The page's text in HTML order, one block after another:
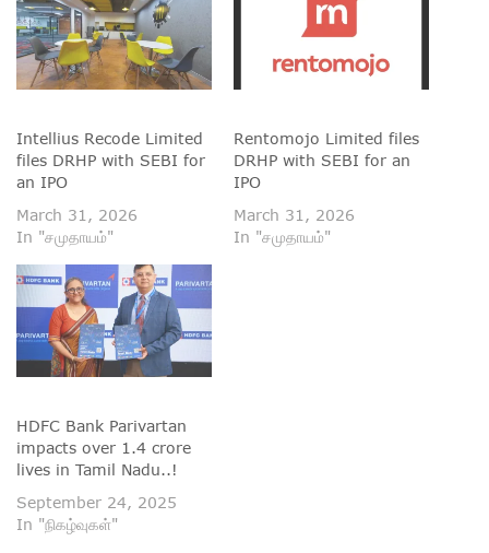
Intellius Recode Limited
files DRHP with SEBI for
an IPO
March 31, 2026
In "சமுதாயம்"
Rentomojo Limited files
DRHP with SEBI for an
IPO
March 31, 2026
In "சமுதாயம்"
HDFC Bank Parivartan
impacts over 1.4 crore
lives in Tamil Nadu..!
September 24, 2025
In "நிகழ்வுகள்"